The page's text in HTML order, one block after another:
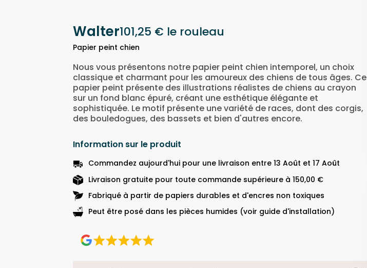
Walter101,25 € le rouleau
Papier peint chien
Nous vous présentons notre papier peint chien intemporel, un choix
classique et charmant pour les amoureux des chiens de tous âges. Ce
papier peint présente des illustrations réalistes de chiens au crayon
sur un fond blanc épuré, créant une esthétique élégante et
sophistiquée. Le motif présente une variété de races, dont des corgis,
des bouledogues, des bassets et bien d'autres encore.
Information sur le produit
Commandez aujourd'hui pour une livraison entre 13 Août et 17 Août
Livraison gratuite pour toute commande supérieure à 150,00 €
Fabriqué à partir de papiers durables et d'encres non toxiques
Peut être posé dans les pièces humides (voir guide d'installation)